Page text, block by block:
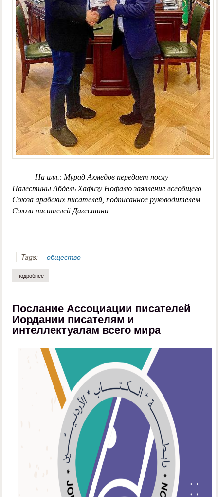
На илл.: Мурад Ахмедов передает послу
Палестины Абдель Хафизу Нофалю заявление всеобщего
Союза арабских писателей, подписанное руководителем
Союза писателей Дагестана
Tags: общество
подробнее
Послание Ассоциации писателей
Иордании писателям и
интеллектуалам всего мира